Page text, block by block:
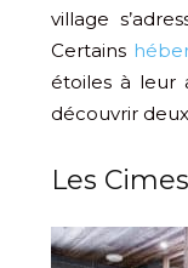
village
Certains
étoiles à leur
découvrir
Les Cimes